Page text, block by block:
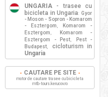
UNGARIA - trasee cu
bicicleta in Ungaria: Gyor
- Moson - Sopron - Komarom
- Esztergom ,
Komarom -
Esztergom ,
Komarom -
Esztergom - Pest,
Pest -
Budapest,
cicloturism in
Ungaria
CAUTARE PE SITE
motor de cautare trasee cu bicicleta
mtb-tours.kerucov.ro